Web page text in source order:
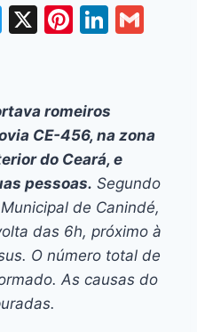
T
er
X
Pi
e
st
Li
e
dI
n
romeiros
CE-456, na zona
do Ceará, e
pessoas. Segundo
de Canindé,
das 6h, próximo à
O número total de
As causas do